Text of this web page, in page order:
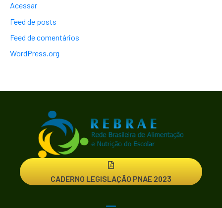
Acessar
Feed de posts
Feed de comentários
WordPress.org
CADERNO LEGISLAÇÃO PNAE 2023